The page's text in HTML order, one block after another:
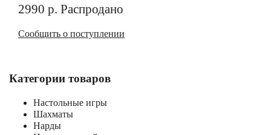
2990 р. Распродано
Сообщить о поступлении
Категории товаров
Настольные игры
Шахматы
Нарды